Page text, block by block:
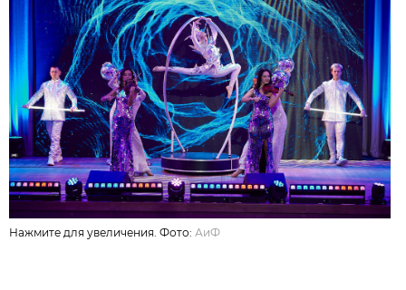
Нажмите для увеличения. Фото:АиФ